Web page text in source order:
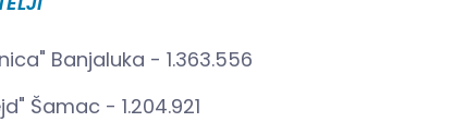
Banjaluka - 1.363.556
Šamac - 1.204.921